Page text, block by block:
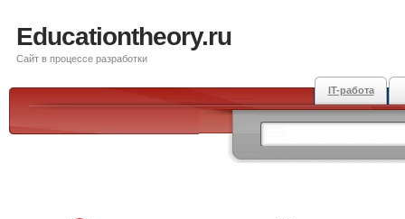
Educationtheory.ru
Сайт в процессе разработки
IT-работа